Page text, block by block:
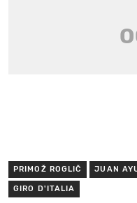
PRIMOŽ ROGLIČ JUAN
GIRO D'ITALIA